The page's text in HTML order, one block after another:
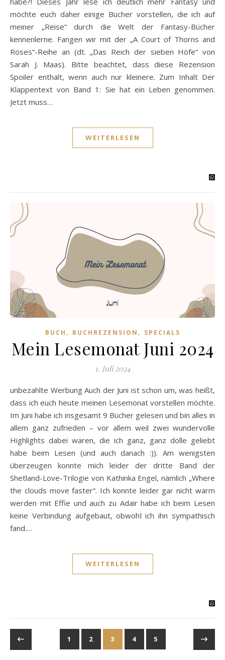
möchte euch daher einige Bücher vorstellen, die ich auf
meiner „Reise“ durch die Welt der Fantasy-Bücher
kennenlerne. Fangen wir mit der „A Court of Thorns and
Roses“-Reihe an (dt. „Das Reich der sieben Höfe“ von
Sarah J. Maas). Bitte beachtet, dass diese Rezension
Spoiler enthält, wenn auch nur kleinere. Zum Inhalt Der
Klappentext von Band 1: Sie hat ein Leben genommen.
Jetzt muss…
WEITERLESEN
BUCH , BUCHREZENSION , SPECIALS
Mein Lesemonat Juni 2024
1. Juli 2024
unbezahlte Werbung Auch der Juni ist schon um, was heißt,
dass ich euch heute meinen Lesemonat vorstellen möchte.
Im Juni habe ich insgesamt 9 Bücher gelesen und bin alles in
allem ganz zufrieden – vor allem weil zwei wundervolle
Highlights dabei waren, die ich ganz, ganz dolle geliebt
habe beim Lesen (und auch danach :)). Am wenigsten
überzeugen konnte mich leider der dritte Band der
Shetland-Love-Trilogie von Kathinka Engel, nämlich „Where
the clouds move faster“. Ich konnte leider gar nicht warm
werden mit Effie und auch zu Adair habe ich beim Lesen
keine Verbindung aufgebaut, obwohl ich ihn sympathisch
fand.…
WEITERLESEN
1 2 3 4 5